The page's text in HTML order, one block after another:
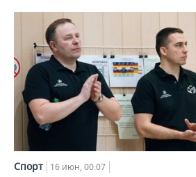
Спорт 16 июн, 00:07